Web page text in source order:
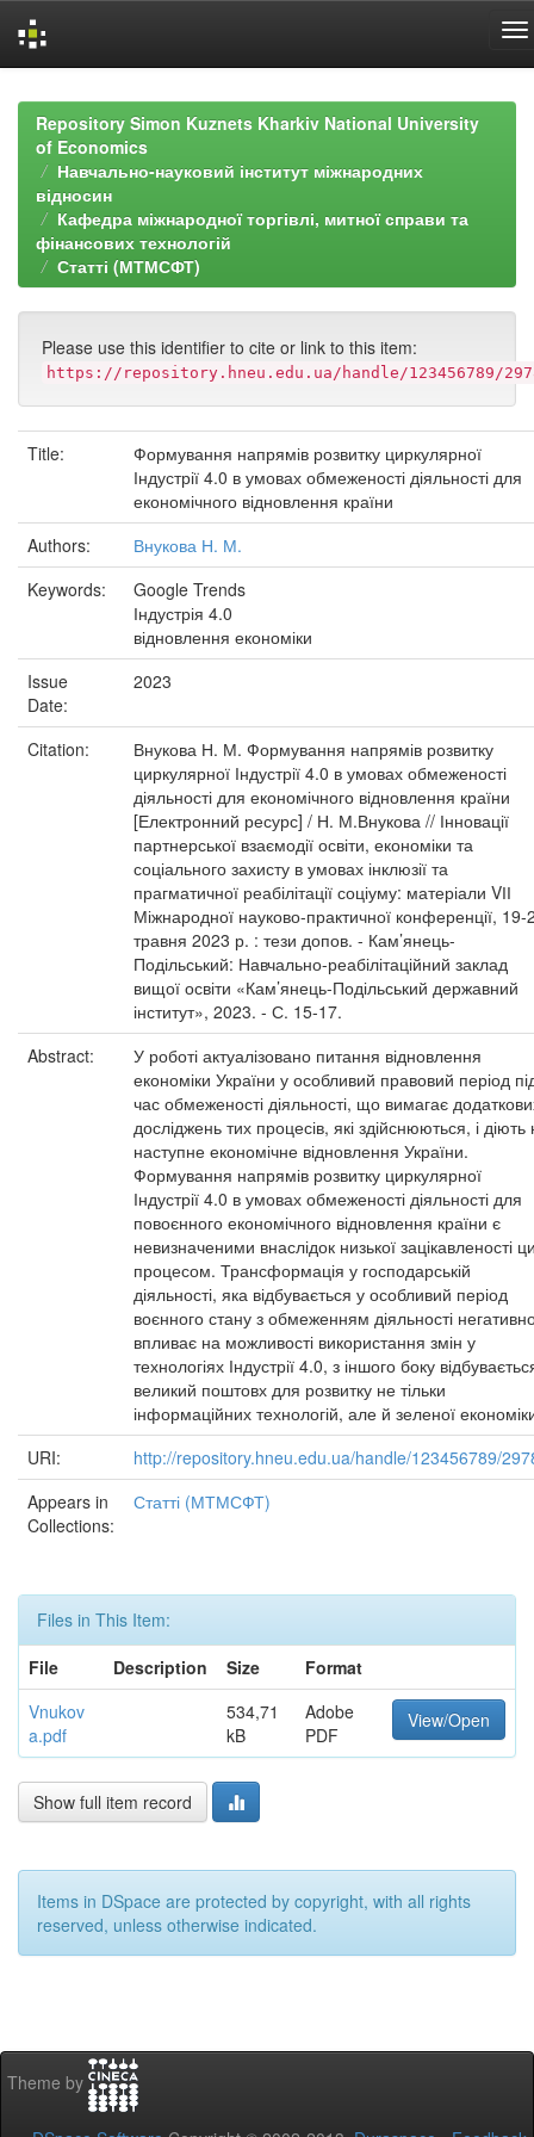
navigationRepository Simon Kuznets Kharkiv National University
of Economics
Навчально-науковий інститут міжнародних
відносин
Кафедра міжнародної торгівлі, митної справи та
фінансових технологій
Статті (МТМСФТ)
Please use this identifier to cite or link to this item:
https://repository.hneu.edu.ua/handle/123456789/
Title:
Формування напрямів розвитку циркулярної
Індустрії 4.0 в умовах обмеженості діяльності для
економічного відновлення країни
Authors:
Внукова Н. М.
Keywords:
Google Trends
Індустрія 4.0
відновлення економіки
Issue
Date:
2023
Citation:
Внукова Н. М. Формування напрямів розвитку
циркулярної Індустрії 4.0 в умовах обмеженості
діяльності для економічного відновлення країни
[Електронний ресурс] / Н. М.Внукова // Інновації
партнерської взаємодії освіти, економіки та
соціального захисту в умовах інклюзії та
прагматичної реабілітації соціуму: матеріали VІІ
Міжнародної науково-практичної конференції, 19-
травня 2023 р. : тези допов. - Кам’янець-
Подільський: Навчально-реабілітаційний заклад
вищої освіти «Кам’янець-Подільський державний
інститут», 2023. - С. 15-17.
Abstract:
У роботі актуалізовано питання відновлення
економіки України у особливий правовий період
час обмеженості діяльності, що вимагає
досліджень тих процесів, які здійснюються, і діють
наступне економічне відновлення України.
Формування напрямів розвитку циркулярної
Індустрії 4.0 в умовах обмеженості діяльності для
повоєнного економічного відновлення країни є
невизначеними внаслідок низької зацікавленості
процесом. Трансформація у господарській
діяльності, яка відбувається у особливий період
воєнного стану з обмеженням діяльності
впливає на можливості використання змін у
технологіях Індустрії 4.0, з іншого боку
великий поштовх для розвитку не тільки
інформаційних технологій, але й зеленої
URI:
http://repository.hneu.edu.ua/handle/123456789/
Appears in
Collections:
Статті (МТМСФТ)
Files in This Item:
File
Description Size
Format
Vnukov
a.pdf
534,71
kB
Adobe
PDF
View/Open
Show full item record
Items in DSpace are protected by copyright, with all rights
reserved, unless otherwise indicated.
Theme by